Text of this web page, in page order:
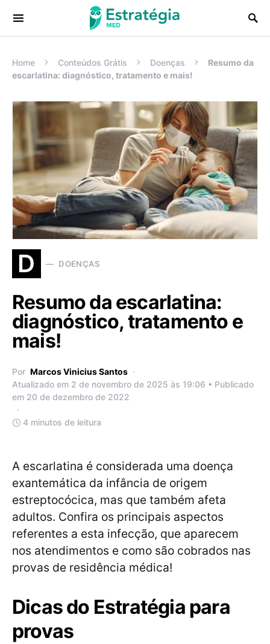
Procurar:
Home Conteúdos Grátis Doenças
Resumo da
escarlatina: diagnóstico, tratamento e mais!
D DOENÇAS
Resumo da escarlatina:
diagnóstico, tratamento e
mais!
Por Marcos Vinicius Santos
Atualizado em 2 de novembro de 2025 às 19:06 • Publicado
em 20 de dezembro de 2022
4 minutos de leitura
A escarlatina é considerada uma doença
exantemática da infância de origem
estreptocócica, mas que também afeta
adultos. Confira os principais aspectos
referentes a esta infecção, que aparecem
nos atendimentos e como são cobrados nas
provas de residência médica!
Dicas do Estratégia para
provas